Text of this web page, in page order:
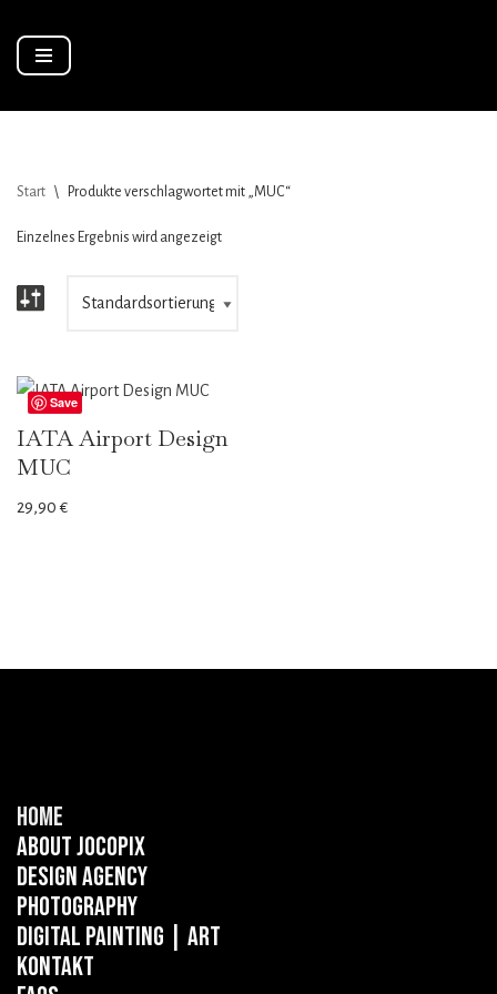
Zum
Start \ Produkte verschlagwortet mit „MUC“
Einzelnes Ergebnis wird angezeigt
Save
IATA Airport Design
MUC
29,90€
Home
About Jocopix
Design Agency
Photography
Digital Painting | ART
Kontakt